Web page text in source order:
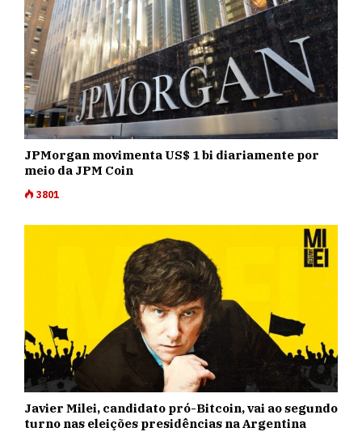
JPMorgan movimenta US$ 1 bi diariamente por
meio da JPM Coin
3801
Javier Milei, candidato pró-Bitcoin, vai ao segundo
turno nas eleições presidências na Argentina